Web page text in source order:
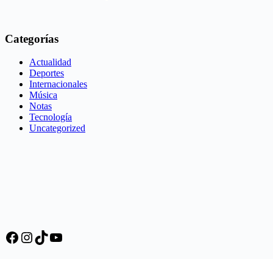
Categorías
Actualidad
Deportes
Internacionales
Música
Notas
Tecnología
Uncategorized
Facebook
Instagram
TikTok
YouTube